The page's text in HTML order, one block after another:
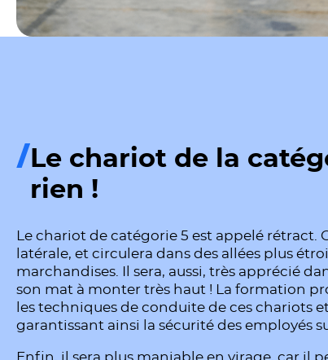
Le chariot de la
rien !
Le chariot de catégorie 5 est appelé rétract.
latérale, et circulera dans des allées plus
marchandises. Il sera, aussi, très apprécié
son mat à monter très haut ! La formation
les techniques de conduite de ces chariots
garantissant ainsi la sécurité des employés
Enfin, il sera plus maniable en virage, car il